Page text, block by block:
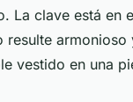
La clave está en
resulte
vestido en una